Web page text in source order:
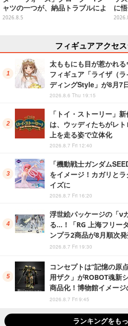
ャツの一つが、納品トラブルによ
り販売日変更へ
2026.8.5
に
服
フィギュアアクセ
太ももにも目が惹かれる
フィギュア「ライザ（
ディングStyle」が8月7
2026.8.6 Thu 19:15
「トイ・ストーリー」
は、ウッディたちがレ
上を走る姿で立体化
2026.8.7 Fri 12:40
「機動戦士ガンダム
をイメージ！カガリと
イズに
2026.8.7 Fri 16:20
浮世絵パッケージの「ν
る…！「RG 上海フリー
ンプラ2商品が8月順次
2026.8.7 Fri 19:30
コンセプトは“記憶の原
用ザク」がROBOT魂新
商品化！博物館イメー
2026.8.7 Fri 9:45
ランキングをも